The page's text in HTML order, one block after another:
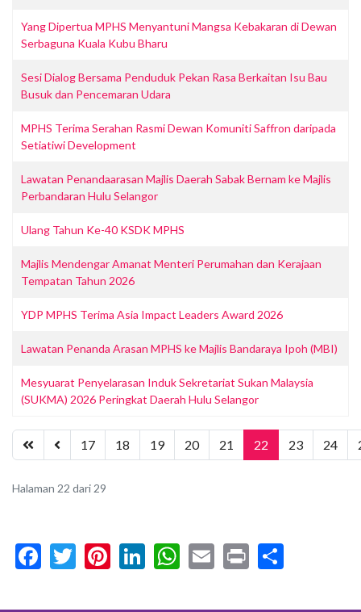
Yang Dipertua MPHS Menyantuni Mangsa Kebakaran di Dewan
Serbaguna Kuala Kubu Bharu
Sesi Dialog Bersama Penduduk Pekan Rasa Berkaitan Isu Bau
Busuk dan Pencemaran Udara
MPHS Terima Serahan Rasmi Dewan Komuniti Saffron daripada
Setiatiwi Development
Lawatan Penandaarasan Majlis Daerah Sabak Bernam ke Majlis
Perbandaran Hulu Selangor
Ulang Tahun Ke-40 KSDK MPHS
Majlis Mendengar Amanat Menteri Perumahan dan Kerajaan
Tempatan Tahun 2026
YDP MPHS Terima Asia Impact Leaders Award 2026
Lawatan Penanda Arasan MPHS ke Majlis Bandaraya Ipoh (MBI)
Mesyuarat Penyelarasan Induk Sekretariat Sukan Malaysia
(SUKMA) 2026 Peringkat Daerah Hulu Selangor
17 18 19 20 21 22 23 24
Halaman 22 dari 29
Facebook
Twitter
Pinterest
LinkedIn
WhatsApp
Email
Print